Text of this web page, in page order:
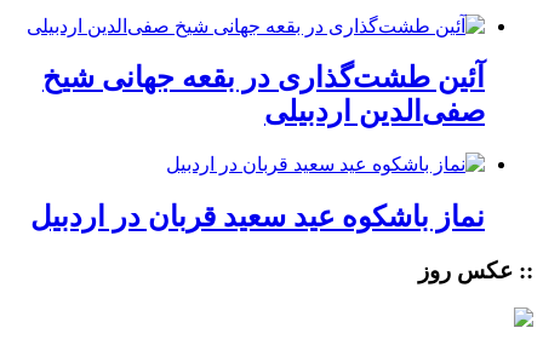
آئین طشت‌گذاری در بقعه جهانی شیخ
صفی‌الدین اردبیلی
نماز باشکوه عید سعید قربان در اردبیل
:: عکس روز